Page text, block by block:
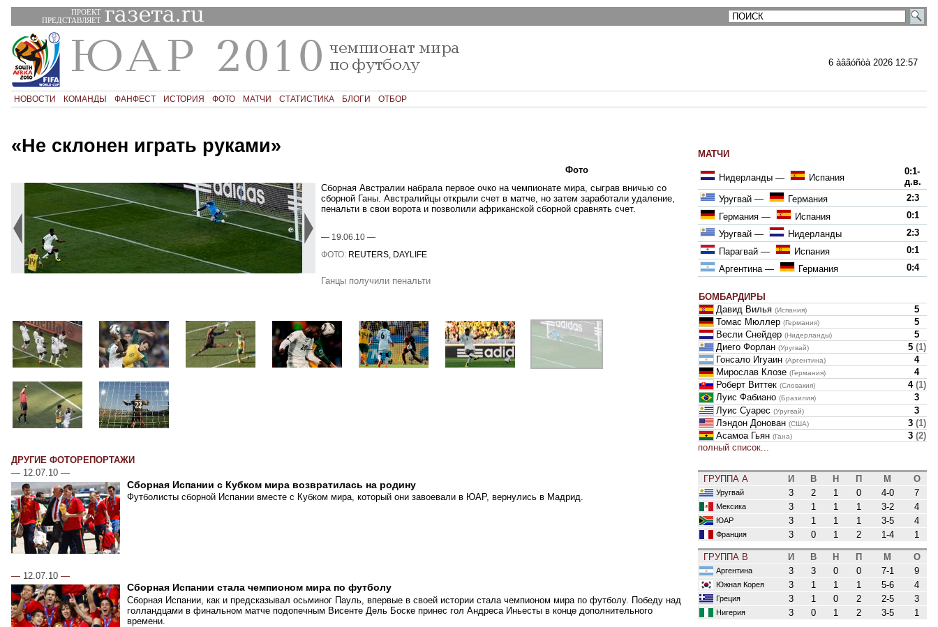
ПРОЕКТ
ПРЕДСТАВЛЯЕТ
6 àâãóñòà 2026 12:57
НОВОСТИ КОМАНДЫ ФАНФЕСТ ИСТОРИЯ ФОТО МАТЧИ СТАТИСТИКА БЛОГИ ОТБОР
«Не склонен играть руками»
Фото
Сборная Австралии набрала первое очко на чемпионате мира, сыграв вничью со
сборной Ганы. Австралийцы открыли счет в матче, но затем заработали удаление,
пенальти в свои ворота и позволили африканской сборной сравнять счет.
— 19.06.10 —
ФОТО: REUTERS, DAYLIFE
Ганцы получили пенальти
ДРУГИЕ ФОТОРЕПОРТАЖИ
— 12.07.10 —
Сборная Испании с Кубком мира возвратилась на родину
Футболисты сборной Испании вместе с Кубком мира, который они завоевали в ЮАР, вернулись в Мадрид.
— 12.07.10 —
Сборная Испании стала чемпионом мира по футболу
Сборная Испании, как и предсказывал осьминог Пауль, впервые в своей истории стала чемпионом мира по футболу. Победу над
голландцами в финальном матче подопечным Висенте Дель Боске принес гол Андреса Иньесты в конце дополнительного
времени.
МАТЧИ
Нидерланды — Испания
0:1-
д.в.
Уругвай — Германия
2:3
Германия — Испания
0:1
Уругвай — Нидерланды
2:3
Парагвай — Испания
0:1
Аргентина— Германия 0:4
БОМБАРДИРЫ
Давид Вилья (Испания)
5
Томас Мюллер (Германия)
5
Весли Снейдер (Нидерланды)
5
Диего Форлан (Уругвай) 5 (1)
Гонсало Игуаин (Аргентина)
4
Мирослав Клозе (Германия)
4
Роберт Виттек (Словакия) 4 (1)
Луис Фабиано (Бразилия)
3
Луис Суарес (Уругвай)
3
Лэндон Донован (США) 3 (1)
Асамоа Гьян (Гана) 3 (2)
полный список...
ГРУППА A И В Н П М О
Уругвай 3 2 1 0 4-0 7
Мексика 3 1 1 1 3-2 4
ЮАР 3 1 1 1 3-5 4
Франция 3 0 1 2 1-4 1
ГРУППА B И В Н П М О
Аргентина 3 3 0 0 7-1 9
Южная Корея 3 1 1 1 5-6 4
Греция 3 1 0 2 2-5 3
Нигерия 3 0 1 2 3-5 1